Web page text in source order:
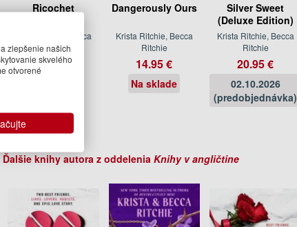
Ricochet
Krista Ritchie, Becca
Ritchie
19.95 €
Dangerously Ours
Krista Ritchie, Becca
Ritchie
14.95 €
Na sklade
Silver Sweet
(Deluxe Edition)
Krista Ritchie, Becca
Ritchie
20.95 €
02.10.2026
(predobjednávka)
Becca Ritchie
Ďalšie knihy autora z oddelenia Knihy v angličtine
zlepšenie našich
skvelého
otvorené